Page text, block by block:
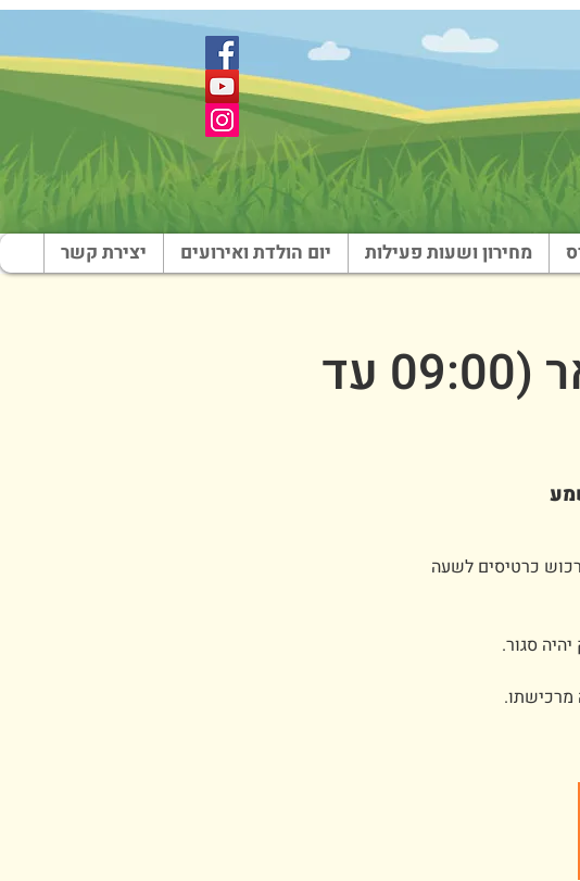
מחירון ושעות פעילות יום הולדת ואירועים יצירת קשר
חנוכה - רביעי בוקר - 1 בינואר (09:00 עד
להישאר בפארק לאחר השעה 14:00 נא לרכוש כרטיסים לשעה